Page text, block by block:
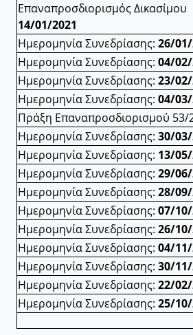
Επαναπροσδιορισμός Δικασίμου
14/01/2021
Ημερομηνία Συνεδρίασης: 26/01/
Ημερομηνία Συνεδρίασης: 04/02/
Ημερομηνία Συνεδρίασης: 23/02/
Ημερομηνία Συνεδρίασης: 04/03/
Πράξη Επαναπροσδιορισμού 53/
Ημερομηνία Συνεδρίασης: 30/03/
Ημερομηνία Συνεδρίασης: 13/
Ημερομηνία Συνεδρίασης: 29/06/
Ημερομηνία Συνεδρίασης: 28/09/
Ημερομηνία Συνεδρίασης: 07/10/
Ημερομηνία Συνεδρίασης: 26/10/
Ημερομηνία Συνεδρίασης: 04/11/
Ημερομηνία Συνεδρίασης: 30/11/
Ημερομηνία Συνεδρίασης: 22/
Ημερομηνία Συνεδρίασης: 25/